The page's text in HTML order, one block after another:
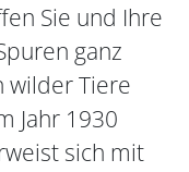
Sie und Ihre
ganz
wilder Tiere
Jahr 1930
sich mit